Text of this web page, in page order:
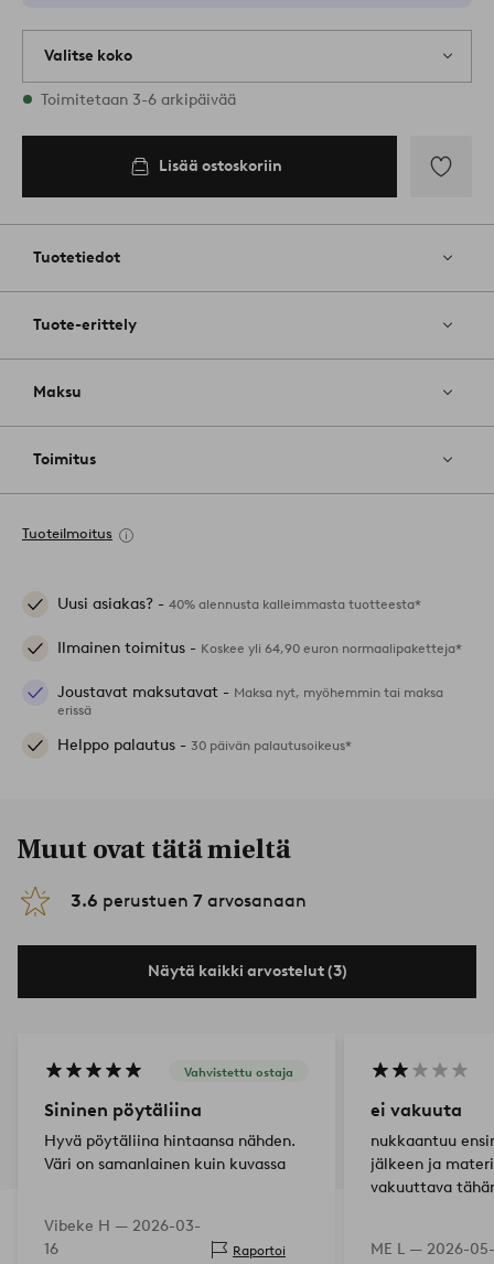
Valitse koko
Varastossa on kaikkia kokoja
Toimitetaan 3-6 arkipäivää
Lisää Lisää ostoskoriin
Tuotetiedot
Tuote-erittely
Maksu
Toimitus
Tuoteilmoitus
Uusi asiakas? - 40% alennusta kalleimmasta tuotteesta*
Ilmainen toimitus - Koskee yli 64,90 euron normaalipaketteja*
Joustavat maksutavat - Maksa nyt, myöhemmin tai maksa
erissä
Helppo palautus - 30 päivän palautusoikeus*
Muut ovat tätä mieltä
3.6 perustuen 7 arvosanaan
Näytä kaikki arvostelut (3)
Vahvistettu ostaja
Sininen pöytäliina
Hyvä pöytäliina hintaansa nähden.
Väri on samanlainen kuin kuvassa
Vibeke H — 2026-03-
16
Raportoi
ei vakuuta
nukkaantuu
jälkeen ja
vakuuttava
ME L — 2026-